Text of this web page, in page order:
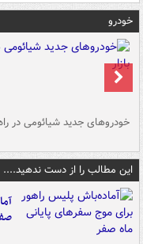
خودرو
خودروهای جدید شیائومی در راه
این مطالب را از دست ندهید....